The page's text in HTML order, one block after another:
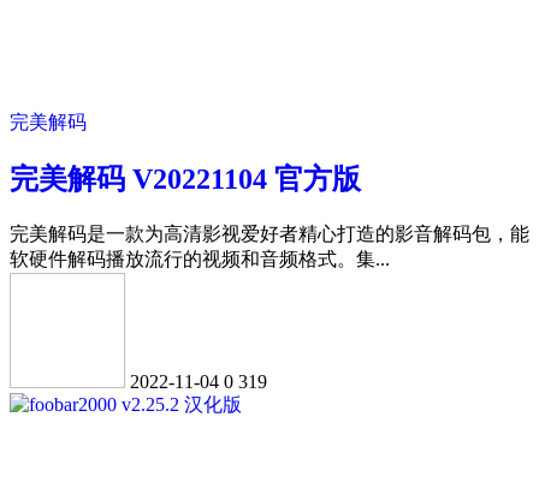
完美解码
完美解码 V20221104 官方版
完美解码是一款为高清影视爱好者精心打造的影音解码包，能
软硬件解码播放流行的视频和音频格式。集...
2022-11-04 0 319